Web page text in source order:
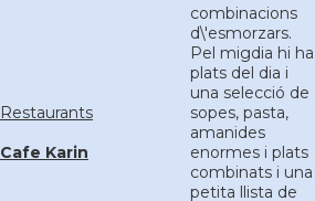
Restaurants
Cafe Karin
combinacions
d\'esmorzars.
Pel migdia hi ha
plats del dia i
una selecció de
sopes, pasta,
amanides
enormes i plats
combinats i una
petita llista de